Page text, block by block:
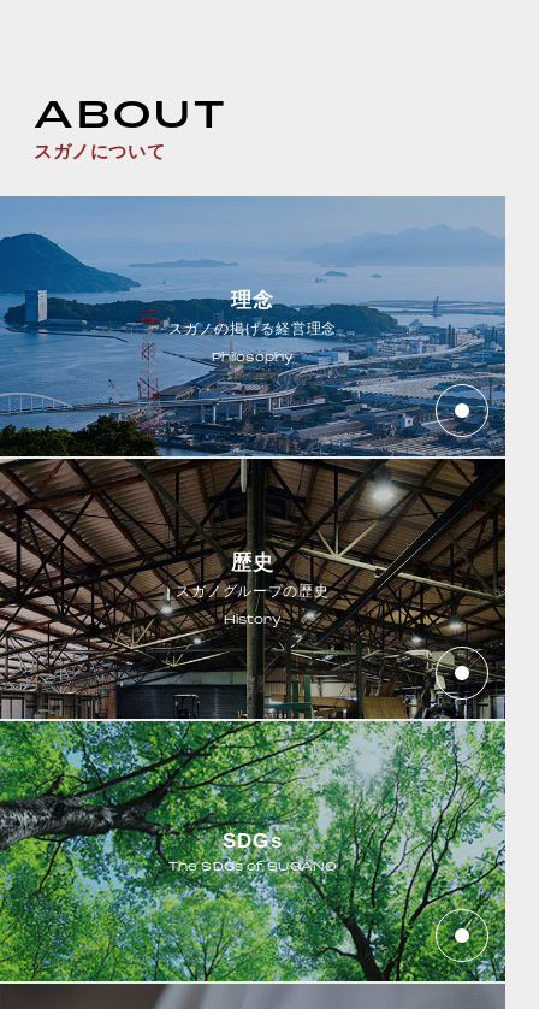
ABOUT
スガノについて
理念
スガノの掲げる経営理念
Philosophy
歴史
スガノグループの歴史
History
SDGs
The SDGs of SUGANO